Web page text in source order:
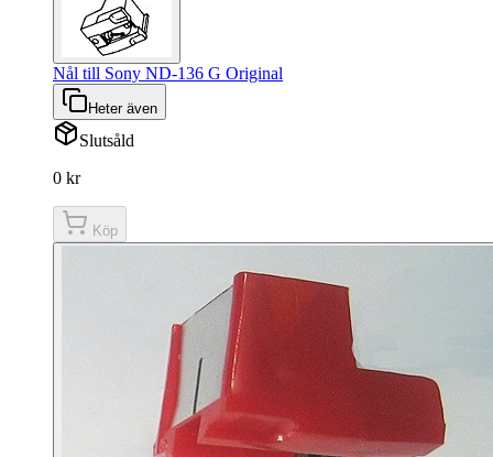
Nål till Sony ND-136 G Original
Heter även
Slutsåld
0 kr
Köp